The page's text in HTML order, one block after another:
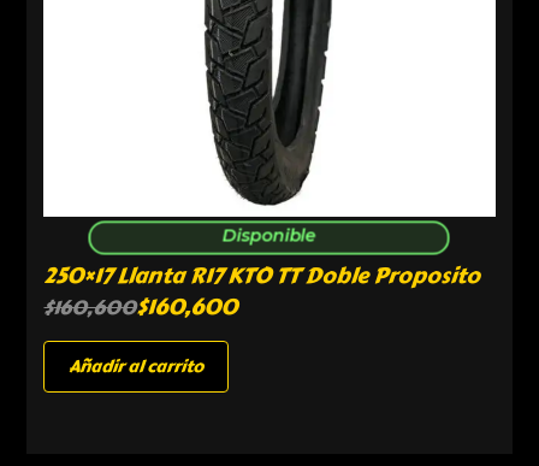
Disponible
250×17 Llanta R17 KTO TT Doble Proposito
$160,600$160,600
Añadir al carrito